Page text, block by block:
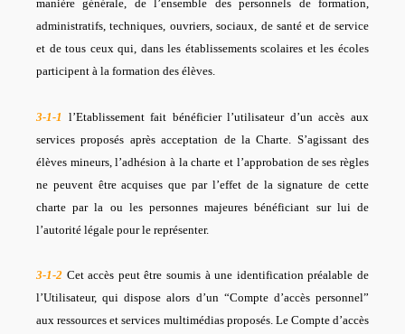
manière générale, de l’ensemble des personnels de formation,
administratifs, techniques, ouvriers, sociaux, de santé et de service
et de tous ceux qui, dans les établissements scolaires et les écoles
participent à la formation des élèves.
3-1-1 l’Etablissement fait bénéficier l’utilisateur d’un accès aux
services proposés après acceptation de la Charte. S’agissant des
élèves mineurs, l’adhésion à la charte et l’approbation de ses règles
ne peuvent être acquises que par l’effet de la signature de cette
charte par la ou les personnes majeures bénéficiant sur lui de
l’autorité légale pour le représenter.
3-1-2 Cet accès peut être soumis à une identification préalable de
l’Utilisateur, qui dispose alors d’un “Compte d’accès personnel”
aux ressources et services multimédias proposés. Le Compte d’accès